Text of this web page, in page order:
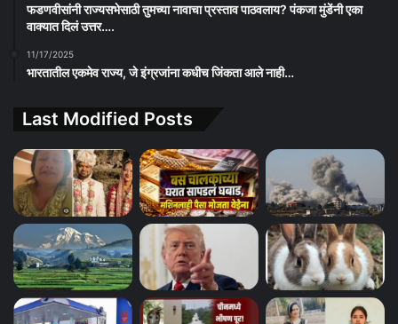
फडणवीसांनी राज्यसभेसाठी तुमच्या नावाचा प्रस्ताव पाठवलाय? पंकजा मुंडेंनी एका
वाक्यात दिलं उत्तर….
11/17/2025
भारतातील एकमेव राज्य, जे इंग्रजांना कधीच जिंकता आले नाही…
Last Modified Posts